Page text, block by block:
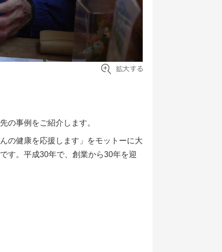
の事例をご紹介します。
の健康を応援します」をモットーに大
す。平成30年で、創業から30年を迎